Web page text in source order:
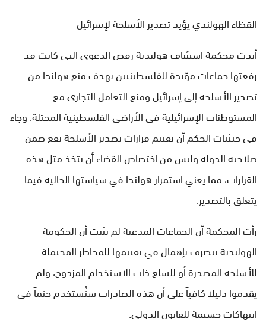
القظاء الهولندي يؤيد تصدير الأسلحة لإسرائيل
أيدت محكمة استئناف هولندية رفض الدعوى التي كانت قد
رفعتها جماعات مؤيدة للفلسطينيين بهدف منع هولندا من
تصدير الأسلحة إلى إسرائيل ومنع التعامل التجاري مع
المستوطنات الإسرائيلية في الأراضي الفلسطينية المحتلة. وجاء
في حيثيات الحكم أن تقييم قرارات تصدير الأسلحة يقع ضمن
صلاحية الدولة وليس من اختصاص القضاء أن يتخذ مثل هذه
القرارات، مما يعني استمرار هولندا في سياستها الحالية فيما
يتعلق بالتصدير.
رأت المحكمة أن الجماعات المدعية لم تثبت أن الحكومة
الهولندية تتصرف بإهمال في تقييمها للمخاطر المحتملة
للأسلحة المصدرة أو للسلع ذات الاستخدام المزدوج، ولم
يقدموا دليلاً كافياً على أن هذه الصادرات ستُستخدم حتماً في
انتهاكات جسيمة للقانون الدولي.